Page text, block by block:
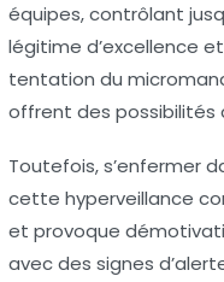
équipes, contrôlant
légitime d’excellence
tentation du
offrent des possibilités
Toutefois, s’enfermer
cette hyperveillance
et provoque
avec des signes